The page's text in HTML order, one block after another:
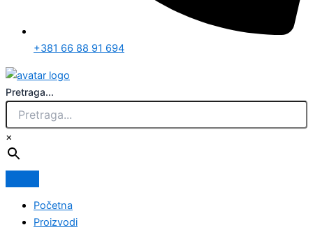
+381 66 88 91 694
Pretraga...
×
Početna
Proizvodi